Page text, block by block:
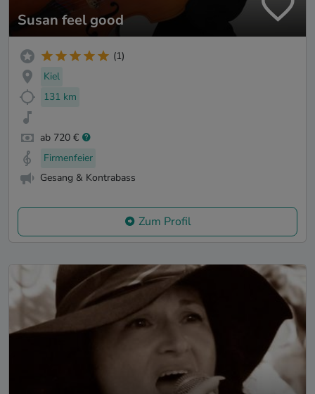
Susan feel good
(1)
Kiel
131 km
ab 720 €
Firmenfeier
Gesang & Kontrabass
Zum Profil